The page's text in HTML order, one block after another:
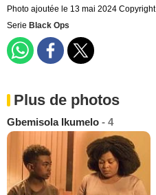
Photo ajoutée le 13 mai 2024 Copyright
Serie Black Ops
Plus de photos
Gbemisola Ikumelo - 4